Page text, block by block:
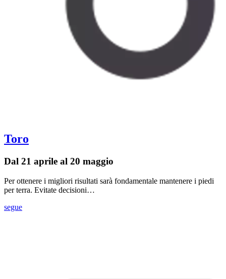
Toro
Dal 21 aprile al 20 maggio
Per ottenere i migliori risultati sarà fondamentale mantenere i piedi
per terra. Evitate decisioni…
segue